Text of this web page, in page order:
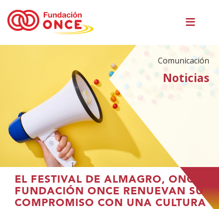
principal
Comunicación
Noticias
encuentras
EL FESTIVAL DE ALMAGRO, ONCE Y
FUNDACIÓN ONCE RENUEVAN SU
COMPROMISO CON UNA CULTURA